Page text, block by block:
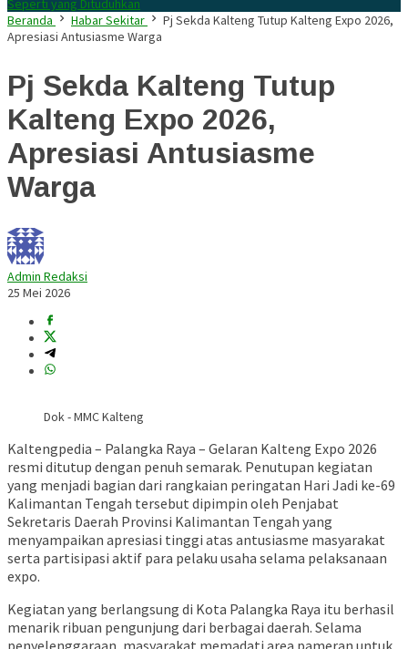
Seperti yang Dituduhkan
Beranda
Habar Sekitar
Pj Sekda Kalteng Tutup Kalteng Expo 2026,
Apresiasi Antusiasme Warga
Pj Sekda Kalteng Tutup
Kalteng Expo 2026,
Apresiasi Antusiasme
Warga
Admin Redaksi
25 Mei 2026
Dok - MMC Kalteng
Kaltengpedia – Palangka Raya – Gelaran Kalteng Expo 2026
resmi ditutup dengan penuh semarak. Penutupan kegiatan
yang menjadi bagian dari rangkaian peringatan Hari Jadi ke-69
Kalimantan Tengah tersebut dipimpin oleh Penjabat
Sekretaris Daerah Provinsi Kalimantan Tengah yang
menyampaikan apresiasi tinggi atas antusiasme masyarakat
serta partisipasi aktif para pelaku usaha selama pelaksanaan
expo.
Kegiatan yang berlangsung di Kota Palangka Raya itu berhasil
menarik ribuan pengunjung dari berbagai daerah. Selama